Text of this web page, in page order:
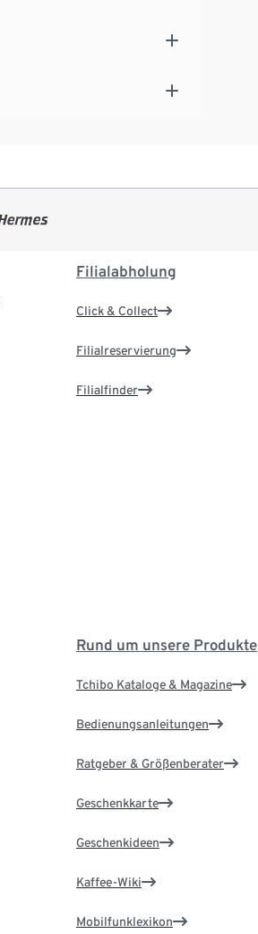
Filialabholung
Click & Collect
Filialreservierung
Filialfinder
Rund um unsere Produkte
Tchibo Kataloge & Magazine
Bedienungsanleitungen
Ratgeber & Größenberater
Geschenkkarte
Geschenkideen
Kaffee-Wiki
Mobilfunklexikon